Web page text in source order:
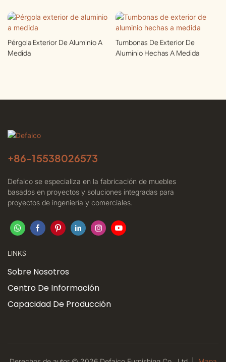
Pérgola Exterior De Aluminio A
Medida
Tumbonas De Exterior De
Aluminio Hechas A Medida
+86-15538026573
Defaico se especializa en la fabricación de muebles
basados ​​en proyectos y soluciones integradas para
proyectos de ingeniería y comerciales.
LINKS
Sobre Nosotros
Centro De Información
Capacidad De Producción